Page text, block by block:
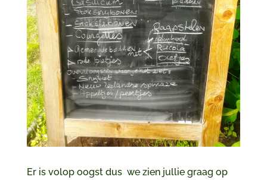
Er is volop oogst dus we zien jullie graag op